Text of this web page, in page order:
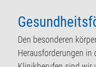
Den besonderen
Herausforderungen in